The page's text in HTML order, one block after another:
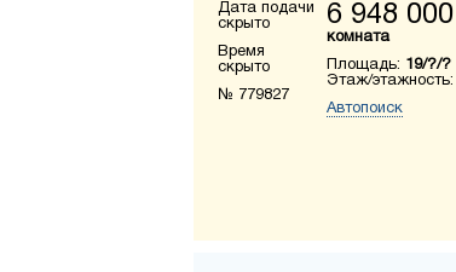
Дата подачи
скрыто
Время
скрыто
№ 779827
6 948 000
комната
Площадь: 19/?/?
Этаж/этажность:
Автопоиск